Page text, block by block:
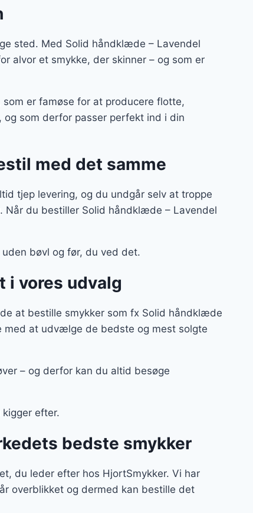
sted. Med Solid håndklæde – Lavendel
alvor et smykke, der skinner – og som er
er famøse for at producere flotte,
som derfor passer perfekt ind i din
med det samme
tjep levering, og du undgår selv at troppe
du bestiller Solid håndklæde – Lavendel
bøvl og før, du ved det.
i vores udvalg
at bestille smykker som fx Solid håndklæde
med at udvælge de bedste og mest solgte
– og derfor kan du altid besøge
efter.
bedste smykker
du leder efter hos HjortSmykker. Vi har
overblikket og dermed kan bestille det